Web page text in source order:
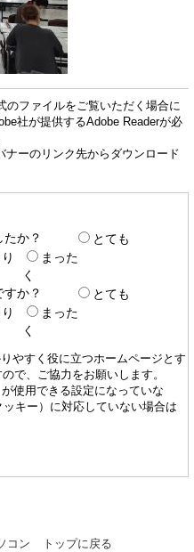
のファイルをご覧いただく場合に
社が提供するAdobe Readerが必
ナーのリンク先からダウンロード
か？
とても
まった
く
か？
とても
まった
く
やすく役に立つホームページとす
で、ご協力をお願いします。
使用できる設定になっていな
キー）に対応していない場合は
コン トップに戻る